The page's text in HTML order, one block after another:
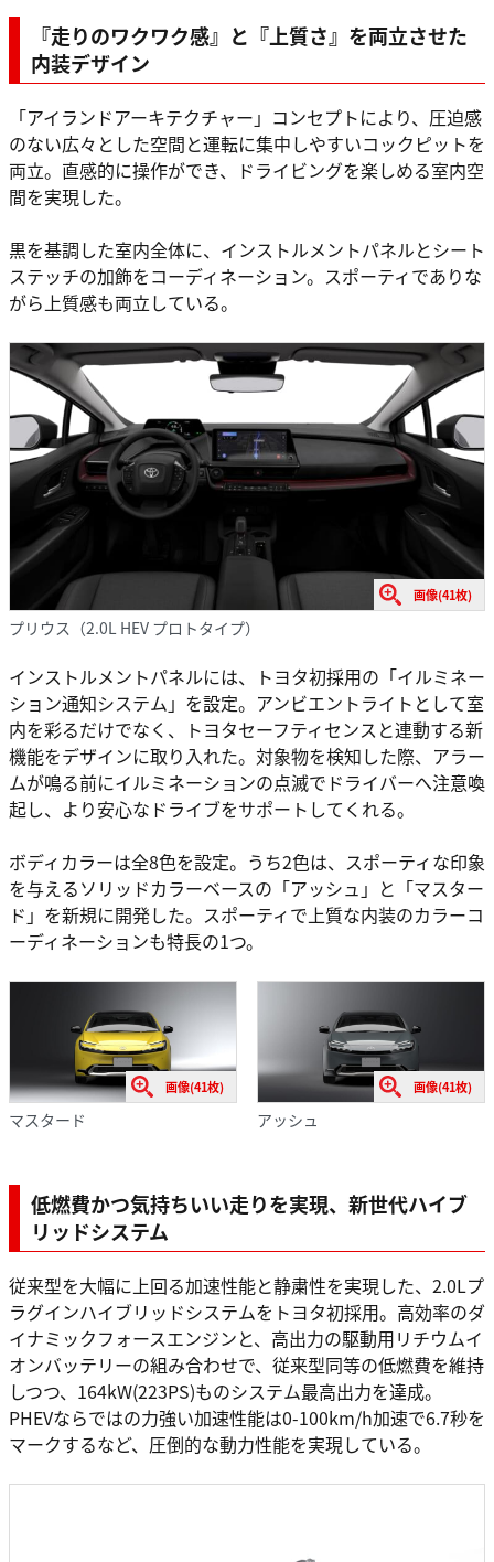
『走りのワクワク感』と『上質さ』を両立させた
内装デザイン
「アイランドアーキテクチャー」コンセプトにより、圧迫感
のない広々とした空間と運転に集中しやすいコックピットを
両立。直感的に操作ができ、ドライビングを楽しめる室内空
間を実現した。
黒を基調した室内全体に、インストルメントパネルとシート
ステッチの加飾をコーディネーション。スポーティでありな
がら上質感も両立している。
画像(41枚)
プリウス（2.0L HEV プロトタイプ）
インストルメントパネルには、トヨタ初採用の「イルミネー
ション通知システム」を設定。アンビエントライトとして室
内を彩るだけでなく、トヨタセーフティセンスと連動する新
機能をデザインに取り入れた。対象物を検知した際、アラー
ムが鳴る前にイルミネーションの点滅でドライバーへ注意喚
起し、より安心なドライブをサポートしてくれる。
ボディカラーは全8色を設定。うち2色は、スポーティな印象
を与えるソリッドカラーベースの「アッシュ」と「マスター
ド」を新規に開発した。スポーティで上質な内装のカラーコ
ーディネーションも特長の1つ。
画像(41枚)
マスタード
画像(41枚)
アッシュ
低燃費かつ気持ちいい走りを実現、新世代ハイブ
リッドシステム
従来型を大幅に上回る加速性能と静粛性を実現した、2.0Lプ
ラグインハイブリッドシステムをトヨタ初採用。高効率のダ
イナミックフォースエンジンと、高出力の駆動用リチウムイ
オンバッテリーの組み合わせで、従来型同等の低燃費を維持
しつつ、164kW(223PS)ものシステム最高出力を達成。
PHEVならではの力強い加速性能は0-100km/h加速で6.7秒を
マークするなど、圧倒的な動力性能を実現している。